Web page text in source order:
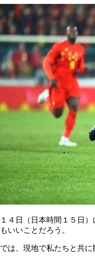
１４日（日本時間１５日
もいいことだろう。
では、現地で私たちと共